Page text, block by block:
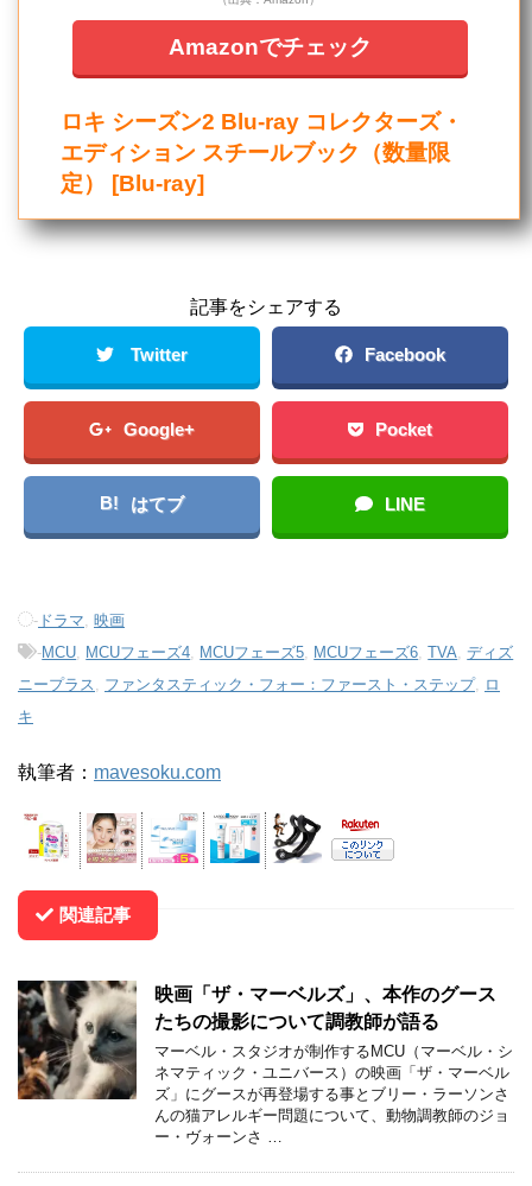
Amazonでチェック
ロキ シーズン2 Blu-ray コレクターズ・
エディション スチールブック（数量限
定） [Blu-ray]
記事をシェアする
Twitter Facebook
Google+ Pocket
B! はてブ LINE
- ドラマ 映画
-MCU MCUフェーズ4 MCUフェーズ5 MCUフェーズ6 ,TVA ,ディズ
ニープラス ファンタスティック・フォー：ファースト・ステップ, ロ
キ
執筆者： mavesoku.com
関連記事
映画「ザ・マーベルズ」、本作のグース
たちの撮影について調教師が語る
マーベル・スタジオが制作するMCU（マーベル・シ
ネマティック・ユニバース）の映画「ザ・マーベル
ズ」にグースが再登場する事とブリー・ラーソンさ
んの猫アレルギー問題について、動物調教師のジョ
ー・ヴォーンさ …